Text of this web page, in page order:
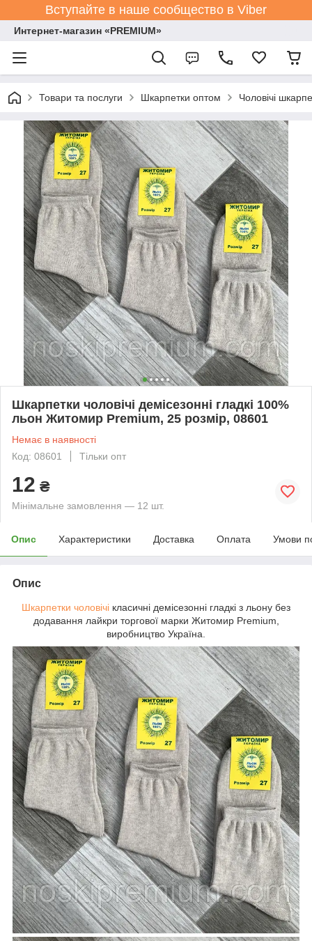
Вступайте в наше сообщество в Viber
Интернет-магазин «PREMIUM»
Товари та послуги Шкарпетки оптом Чоловічі
Шкарпетки чоловічі демісезонні гладкі 100%
льон Житомир Premium, 25 розмір, 08601
Немає в наявності
Код: 08601
Тільки опт
12 ₴
Мінімальне замовлення — 12 шт.
Опис Характеристики Доставка Оплата Умови
Опис
Шкарпетки чоловічі класичні демісезонні гладкі з льону без
додавання лайкри торгової марки Житомир Premium,
виробництво Україна.